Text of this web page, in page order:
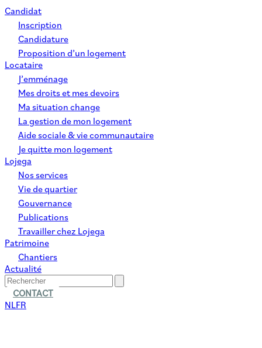
Candidat
Inscription
Candidature
Proposition d’un logement
Locataire
J’emménage
Mes droits et mes devoirs
Ma situation change
La gestion de mon logement
Aide sociale & vie communautaire
Je quitte mon logement
Lojega
Nos services
Vie de quartier
Gouvernance
Publications
Travailler chez Lojega
Patrimoine
Chantiers
Actualité
CONTACT
NLFR